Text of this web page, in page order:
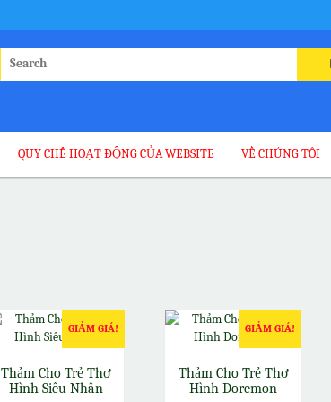
QUY CHẾ HOẠT ĐỘNG CỦA WEBSITE VỀ CHÚNG TÔI
GIẢM GIÁ!
Thảm Cho Trẻ Thơ
Hình Siêu Nhân
GIẢM GIÁ!
Thảm Cho Trẻ Thơ
Hình Doremon